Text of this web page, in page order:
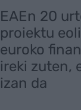
EAEn 20
proiektu
euroko
ireki zuten,
izan da